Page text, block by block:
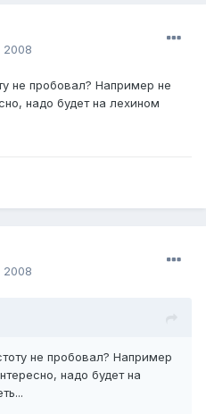
2008
не пробовал? Например не
надо будет на лехином
2008
не пробовал? Например
надо будет на